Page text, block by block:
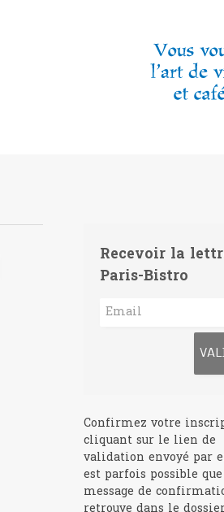
Recevoir la
Paris-Bistro
Confirmez votre
cliquant sur le lien de
validation envoyé par
est parfois possible que
message de